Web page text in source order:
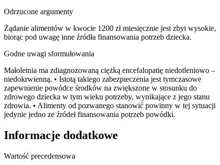
Odrzucone argumenty
Żądanie alimentów w kwocie 1200 zł miesięcznie jest zbyt wysokie,
biorąc pod uwagę inne źródła finansowania potrzeb dziecka.
Godne uwagi sformułowania
Małoletnia ma zdiagnozowaną ciężką encefalopatię niedotleniowo –
niedokrwienną. • Istotą takiego zabezpieczenia jest tymczasowe
zapewnienie powódce środków na zwiększone w stosunku do
zdrowego dziecka w tym wieku potrzeby, wynikające z jego stanu
zdrowia. • Alimenty od pozwanego stanowić powinny w tej sytuacji
jedynie jedno ze źródeł finansowania potrzeb powódki.
Informacje dodatkowe
Wartość precedensowa